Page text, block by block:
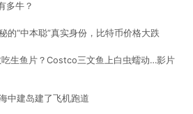
多牛？
的“中本聪”真实身份，比特币价格大跌
生鱼片？Costco三文鱼上白虫蠕动…影片
中建岛建了飞机跑道